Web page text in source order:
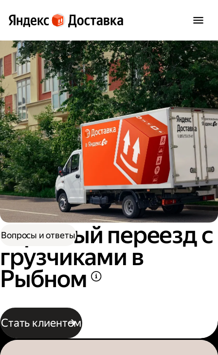
Офисный переезд с
грузчиками в
Рыбном
Стать клиентом
Вопросы и ответы